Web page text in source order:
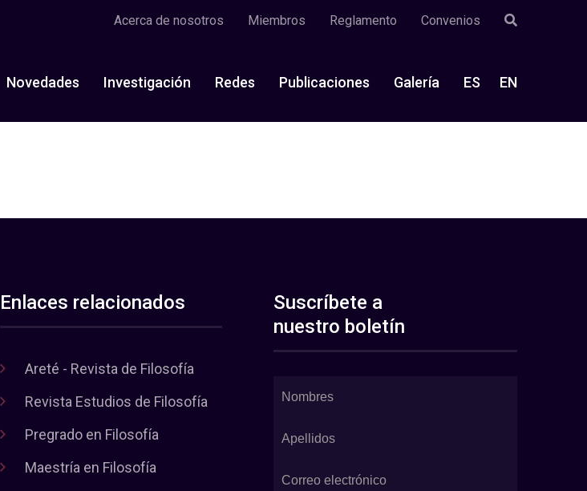
Acerca de nosotros Miembros Reglamento Convenios
Novedades Investigación Redes Publicaciones Galería ES EN
Enlaces relacionados
Areté - Revista de Filosofía
Revista Estudios de Filosofía
Pregrado en Filosofía
Maestría en Filosofía
Suscríbete a
nuestro boletín